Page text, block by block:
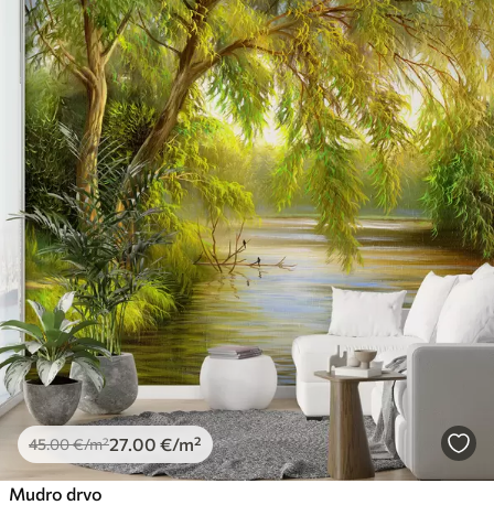
45.00€/m²27 .00 €/m²
Mudro drvo